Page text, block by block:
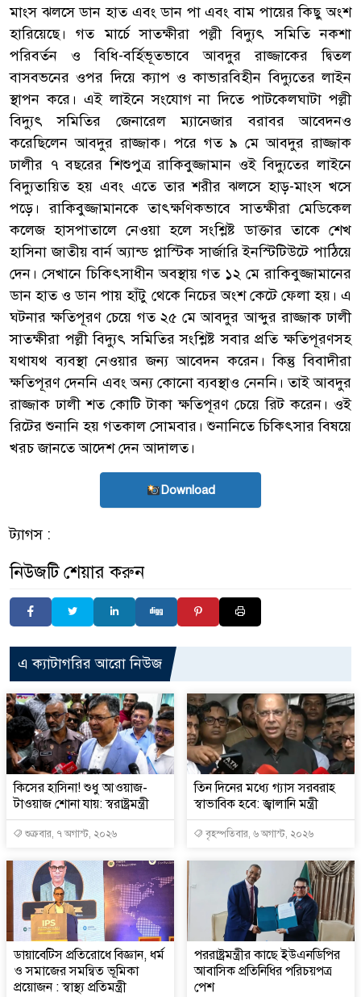
মাংস ঝলসে ডান হাত এবং ডান পা এবং বাম পায়ের কিছু অংশ
হারিয়েছে। গত মার্চে সাতক্ষীরা পল্লী বিদ্যুৎ সমিতি নকশা
পরিবর্তন ও বিধি-বর্হিভূতভাবে আবদুর রাজ্জাকের দ্বিতল
বাসবভনের ওপর দিয়ে ক্যাপ ও কাভারবিহীন বিদ্যুতের লাইন
স্থাপন করে। এই লাইনে সংযোগ না দিতে পাটকেলঘাটা পল্লী
বিদ্যুৎ সমিতির জেনারেল ম্যানেজার বরাবর আবেদনও
করেছিলেন আবদুর রাজ্জাক। পরে গত ৯ মে আবদুর রাজ্জাক
ঢালীর ৭ বছরের শিশুপুত্র রাকিবুজ্জামান ওই বিদ্যুতের লাইনে
বিদ্যুতায়িত হয় এবং এতে তার শরীর ঝলসে হাড়-মাংস খসে
পড়ে। রাকিবুজ্জামানকে তাৎক্ষণিকভাবে সাতক্ষীরা মেডিকেল
কলেজ হাসপাতালে নেওয়া হলে সংশ্লিষ্ট ডাক্তার তাকে শেখ
হাসিনা জাতীয় বার্ন অ্যান্ড প্লাস্টিক সার্জারি ইনস্টিটিউটে পাঠিয়ে
দেন। সেখানে চিকিৎসাধীন অবস্থায় গত ১২ মে রাকিবুজ্জামানের
ডান হাত ও ডান পায় হাঁটু থেকে নিচের অংশ কেটে ফেলা হয়। এ
ঘটনার ক্ষতিপূরণ চেয়ে গত ২৫ মে আবদুর আব্দুর রাজ্জাক ঢালী
সাতক্ষীরা পল্লী বিদ্যুৎ সমিতির সংশ্লিষ্ট সবার প্রতি ক্ষতিপূরণসহ
যথাযথ ব্যবস্থা নেওয়ার জন্য আবেদন করেন। কিন্তু বিবাদীরা
ক্ষতিপূরণ দেননি এবং অন্য কোনো ব্যবস্থাও নেননি। তাই আবদুর
রাজ্জাক ঢালী শত কোটি টাকা ক্ষতিপূরণ চেয়ে রিট করেন। ওই
রিটের শুনানি হয় গতকাল সোমবার। শুনানিতে চিকিৎসার বিষয়ে
খরচ জানতে আদেশ দেন আদালত।
Download
ট্যাগস :
নিউজটি শেয়ার করুন
এ ক্যাটাগরির আরো নিউজ
কিসের হাসিনা! শুধু আওয়াজ-
টাওয়াজ শোনা যায়: স্বরাষ্ট্রমন্ত্রী
শুক্রবার, ৭ অগাস্ট, ২০২৬
তিন দিনের মধ্যে গ্যাস সরবরাহ
স্বাভাবিক হবে: জ্বালানি মন্ত্রী
বৃহস্পতিবার, ৬ অগাস্ট, ২০২৬
ডায়াবেটিস প্রতিরোধে বিজ্ঞান, ধর্ম
ও সমাজের সমন্বিত ভূমিকা
প্রয়োজন : স্বাস্থ্য প্রতিমন্ত্রী
পররাষ্ট্রমন্ত্রীর কা‌ছে ইউএনডিপির
আবাসিক প্রতিনিধির পরিচয়পত্র
পেশ